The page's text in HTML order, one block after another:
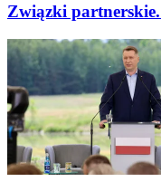
Związki